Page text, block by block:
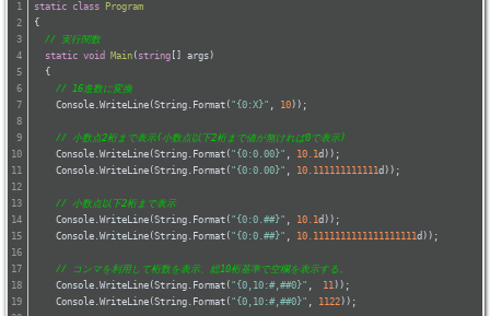
static class Program
{
// 実行関数
static void Main ( string [] args)
  {
// 16進数に変換
    Console.WriteLine(String.Format(
"{0:X}" , 10));
// 小数点2桁まで表示(小数点以下2桁まで値が無ければ0で表示)
    Console.WriteLine(String.Format(
"{0:0.00}" , 10.1d));
    Console.WriteLine(String.Format(
"{0:0.00}" , 10.111111111111d));
// 小数点以下2桁まで表示
    Console.WriteLine(String.Format(
"{0:0.##}" , 10.1d));
    Console.WriteLine(String.Format(
"{0:0.##}" , 10.1111111111111111111d));
// コンマを利用して桁数を表示、総10桁基準で空欄を表示する。
    Console.WriteLine(String.Format(
"{0,10:#,##0}" , 11));
    Console.WriteLine(String.Format(
"{0,10:#,##0}" , 1122));